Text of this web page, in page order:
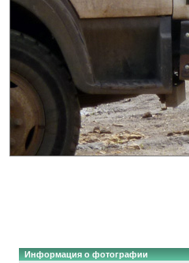
Информация о фотографии